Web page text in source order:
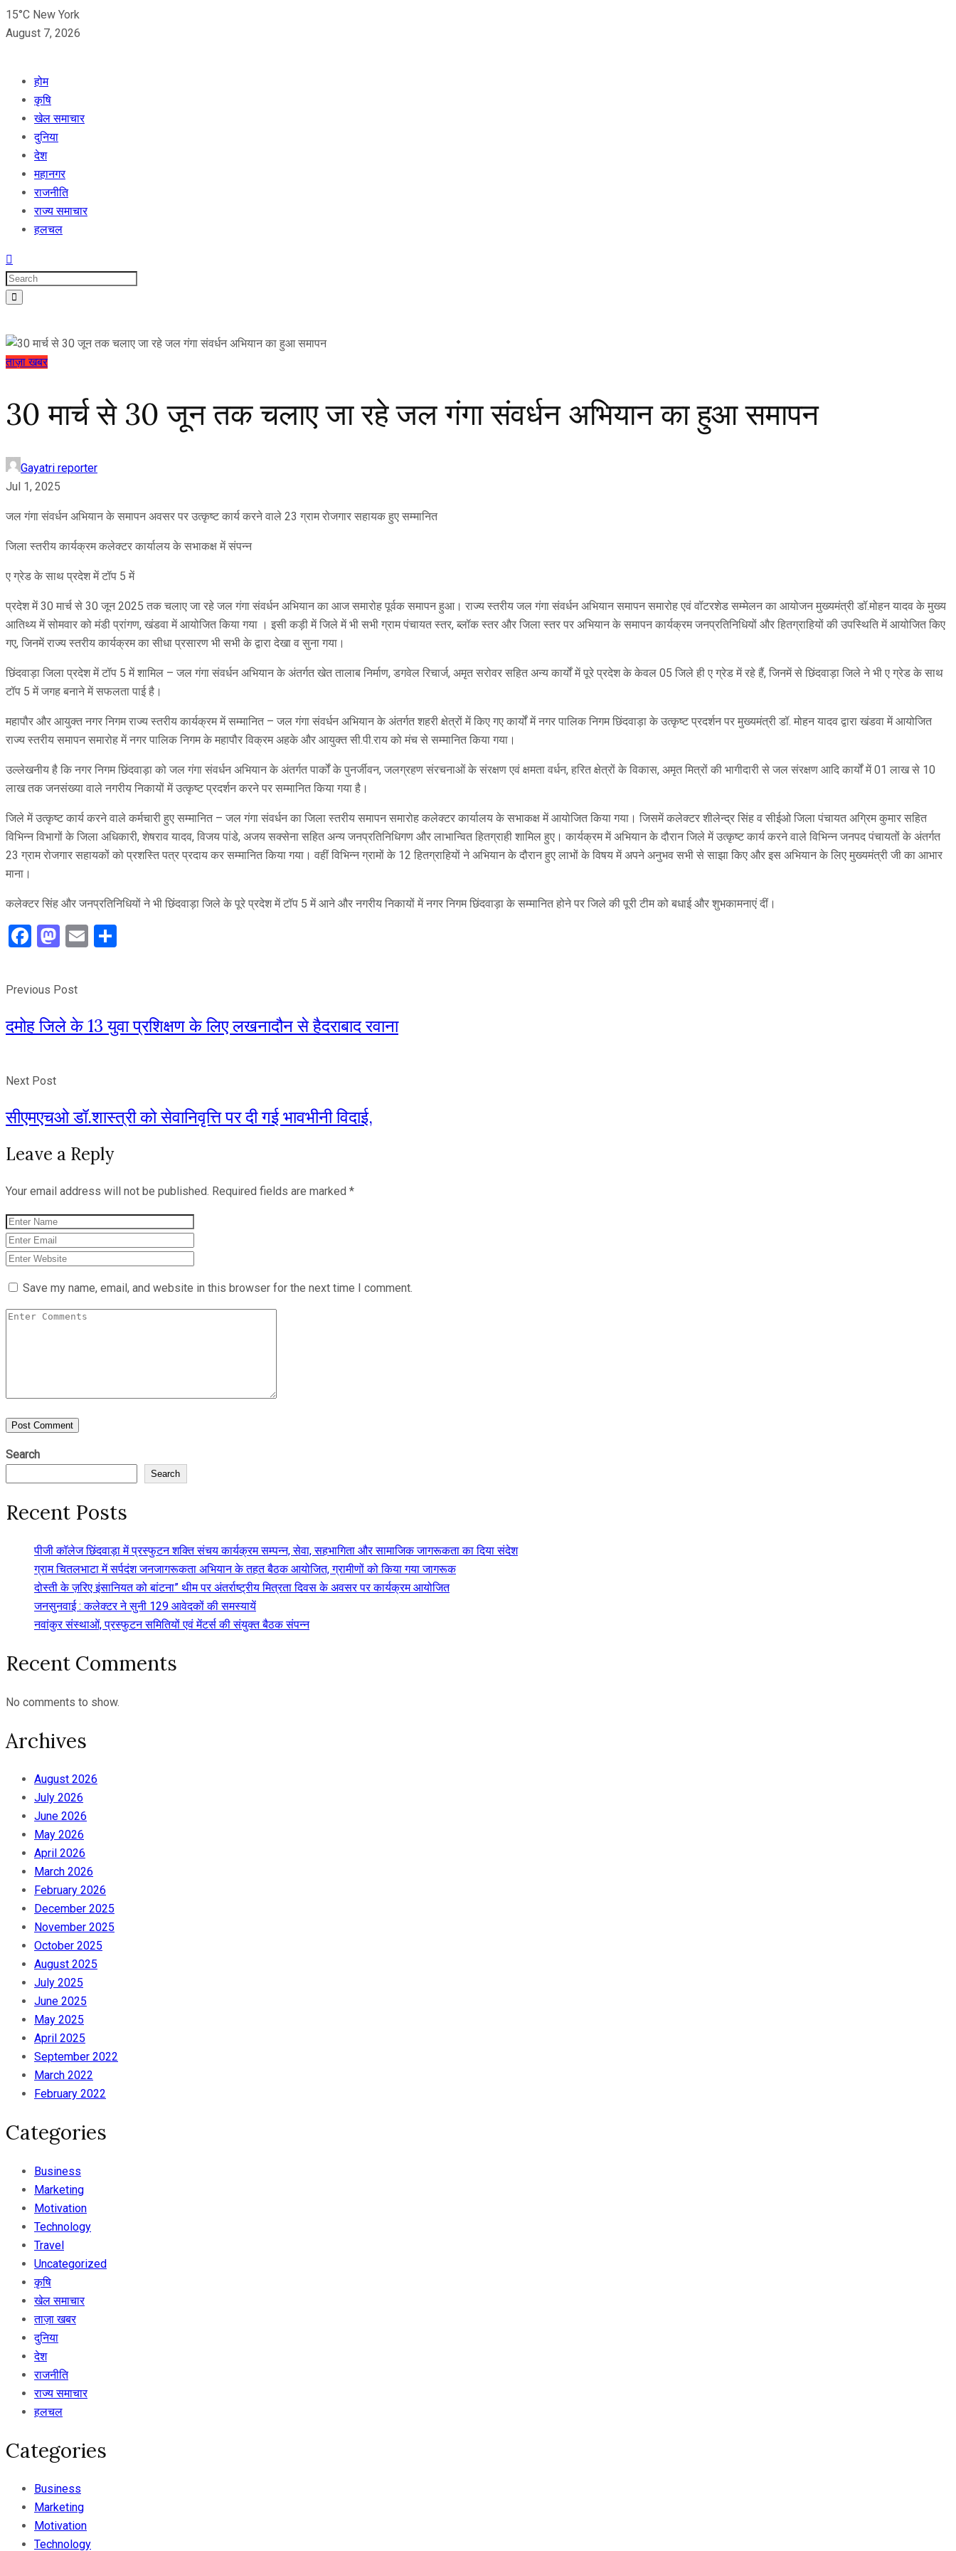
15°C New York
August 7, 2026
होम
कृषि
खेल समाचार
दुनिया
देश
महानगर
राजनीति
राज्य समाचार
हलचल
ताज़ा खबर
30 मार्च से 30 जून तक चलाए जा रहे जल गंगा संवर्धन अभियान का हुआ समापन
Gayatri reporter
Jul 1, 2025
जल गंगा संवर्धन अभियान के समापन अवसर पर उत्कृष्ट कार्य करने वाले 23 ग्राम रोजगार सहायक हुए सम्मानित
जिला स्तरीय कार्यक्रम कलेक्टर कार्यालय के सभाकक्ष में संपन्न
ए ग्रेड के साथ प्रदेश में टॉप 5 में
प्रदेश में 30 मार्च से 30 जून 2025 तक चलाए जा रहे जल गंगा संवर्धन अभियान का आज समारोह पूर्वक समापन हुआ। राज्य स्तरीय जल गंगा संवर्धन अभियान समापन समारोह एवं वॉटरशेड सम्मेलन का आयोजन मुख्यमंत्री डॉ.मोहन यादव के मुख्य
आतिथ्य में सोमवार को मंडी प्रांगण, खंडवा में आयोजित किया गया । इसी कड़ी में जिले में भी सभी ग्राम पंचायत स्तर, ब्लॉक स्तर और जिला स्तर पर अभियान के समापन कार्यक्रम जनप्रतिनिधियों और हितग्राहियों की उपस्थिति में आयोजित किए
गए, जिनमें राज्य स्तरीय कार्यक्रम का सीधा प्रसारण भी सभी के द्वारा देखा व सुना गया।
छिंदवाड़ा जिला प्रदेश में टॉप 5 में शामिल – जल गंगा संवर्धन अभियान के अंतर्गत खेत तालाब निर्माण, डगवेल रिचार्ज, अमृत सरोवर सहित अन्य कार्यों में पूरे प्रदेश के केवल 05 जिले ही ए ग्रेड में रहे हैं, जिनमें से छिंदवाड़ा जिले ने भी ए ग्रेड के साथ
टॉप 5 में जगह बनाने में सफलता पाई है।
महापौर और आयुक्त नगर निगम राज्य स्तरीय कार्यक्रम में सम्मानित – जल गंगा संवर्धन अभियान के अंतर्गत शहरी क्षेत्रों में किए गए कार्यों में नगर पालिक निगम छिंदवाड़ा के उत्कृष्ट प्रदर्शन पर मुख्यमंत्री डॉ. मोहन यादव द्वारा खंडवा में आयोजित
राज्य स्तरीय समापन समारोह में नगर पालिक निगम के महापौर विक्रम अहके और आयुक्त सी.पी.राय को मंच से सम्मानित किया गया।
उल्लेखनीय है कि नगर निगम छिंदवाड़ा को जल गंगा संवर्धन अभियान के अंतर्गत पार्कों के पुनर्जीवन, जलग्रहण संरचनाओं के संरक्षण एवं क्षमता वर्धन, हरित क्षेत्रों के विकास, अमृत मित्रों की भागीदारी से जल संरक्षण आदि कार्यों में 01 लाख से 10
लाख तक जनसंख्या वाले नगरीय निकायों में उत्कृष्ट प्रदर्शन करने पर सम्मानित किया गया है।
जिले में उत्कृष्ट कार्य करने वाले कर्मचारी हुए सम्मानित – जल गंगा संवर्धन का जिला स्तरीय समापन समारोह कलेक्टर कार्यालय के सभाकक्ष में आयोजित किया गया। जिसमें कलेक्टर शीलेन्‍द्र सिंह व सीईओ जिला पंचायत अग्रिम कुमार सहित
विभिन्न विभागों के जिला अधिकारी, शेषराव यादव, विजय पांडे, अजय सक्सेना सहित अन्य जनप्रतिनिधिगण और लाभान्वित हितग्राही शामिल हुए। कार्यक्रम में अभियान के दौरान जिले में उत्कृष्ट कार्य करने वाले विभिन्न जनपद पंचायतों के अंतर्गत
23 ग्राम रोजगार सहायकों को प्रशस्ति पत्र प्रदाय कर सम्मानित किया गया। वहीं विभिन्न ग्रामों के 12 हितग्राहियों ने अभियान के दौरान हुए लाभों के विषय में अपने अनुभव सभी से साझा किए और इस अभियान के लिए मुख्यमंत्री जी का आभार
माना।
कलेक्टर सिंह और जनप्रतिनिधियों ने भी छिंदवाड़ा जिले के पूरे प्रदेश में टॉप 5 में आने और नगरीय निकायों में नगर निगम छिंदवाड़ा के सम्मानित होने पर जिले की पूरी टीम को बधाई और शुभकामनाएं दीं।
Facebook
Mastodon
Email
Previous Post
दमोह जिले के 13 युवा प्रशिक्षण के लिए लखनादौन से हैदराबाद रवाना
Next Post
सीएमएचओ डॉ.शास्त्री को सेवानिवृत्ति पर दी गई भावभीनी विदाई,
Leave a Reply
Your email address will not be published. Required fields are marked *
Save my name, email, and website in this browser for the next time I comment.
Search
Search
Recent Posts
पीजी कॉलेज छिंदवाड़ा में प्रस्फुटन शक्ति संचय कार्यक्रम सम्पन्न, सेवा, सहभागिता और सामाजिक जागरूकता का दिया संदेश
ग्राम चितलभाटा में सर्पदंश जनजागरूकता अभियान के तहत बैठक आयोजित, ग्रामीणों को किया गया जागरूक
दोस्ती के ज़रिए इंसानियत को बांटना” थीम पर अंतर्राष्ट्रीय मित्रता दिवस के अवसर पर कार्यक्रम आयोजित
जनसुनवाई : कलेक्टर ने सुनी 129 आवेदकों की समस्यायें
नवांकुर संस्थाओं, प्रस्फुटन समितियों एवं मेंटर्स की संयुक्त बैठक संपन्न
Recent Comments
No comments to show.
Archives
August 2026
July 2026
June 2026
May 2026
April 2026
March 2026
February 2026
December 2025
November 2025
October 2025
August 2025
July 2025
June 2025
May 2025
April 2025
September 2022
March 2022
February 2022
Categories
Business
Marketing
Motivation
Technology
Travel
Uncategorized
कृषि
खेल समाचार
ताज़ा खबर
दुनिया
देश
राजनीति
राज्य समाचार
हलचल
Categories
Business
Marketing
Motivation
Technology